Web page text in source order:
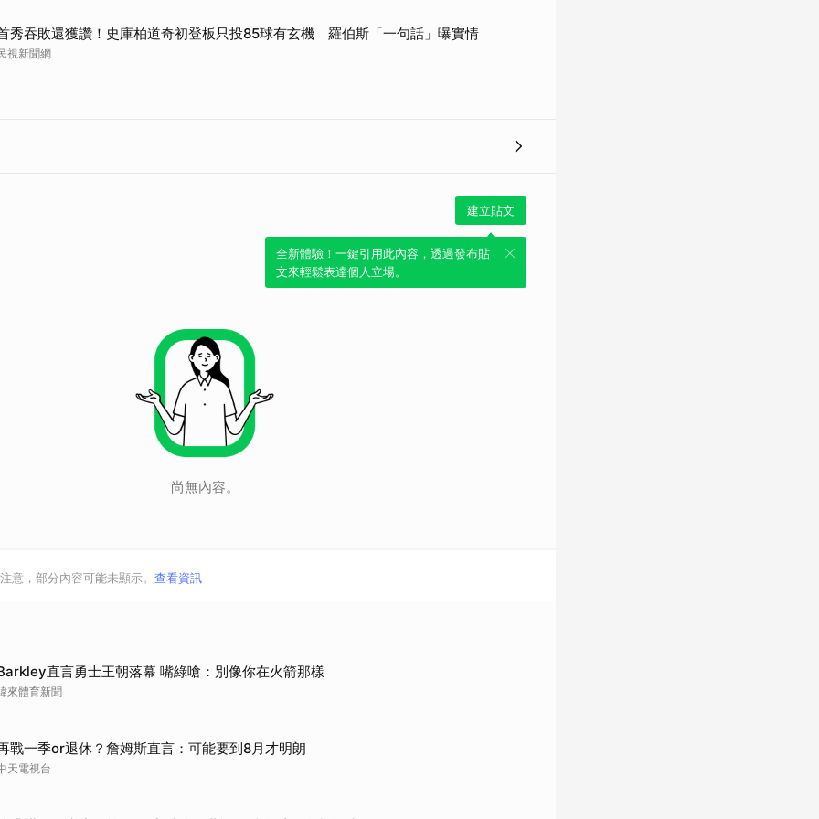
秀吞敗還獲讚！史庫柏道奇初登板只投85球有玄機 羅伯斯「一句話」曝實情
視新聞網
建立貼文
全新體驗！一鍵引用此內容，透過發布貼
文來輕鬆表達個人立場。
尚無內容。
意，部分內容可能未顯示。 查看資訊
直言勇士王朝落幕 嘴綠嗆：別像你在火箭那樣
來體育新聞
戰一季or退休？詹姆斯直言：可能要到8月才明朗
天電視台